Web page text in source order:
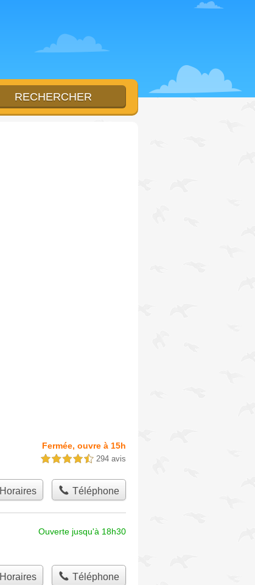
Fermée, ouvre à 15h
4,5 étoiles sur 5 294 avis
Horaires Téléphone
Ouverte jusqu'à 18h30
Horaires Téléphone